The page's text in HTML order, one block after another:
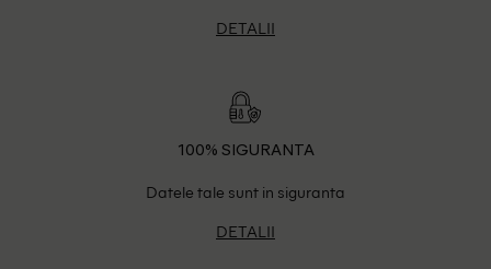
DETALII
100% SIGURANTA
Datele tale sunt in siguranta
DETALII